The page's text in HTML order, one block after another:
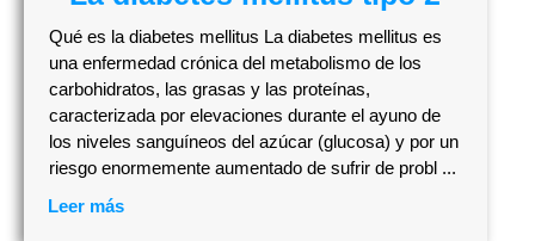
Qué es la diabetes mellitus La diabetes mellitus es
una enfermedad crónica del metabolismo de los
carbohidratos, las grasas y las proteínas,
caracterizada por elevaciones durante el ayuno de
los niveles sanguíneos del azúcar (glucosa) y por un
riesgo enormemente aumentado de sufrir de probl ...
Leer más